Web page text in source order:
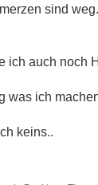
sind
ich auch noch
was ich
keins..